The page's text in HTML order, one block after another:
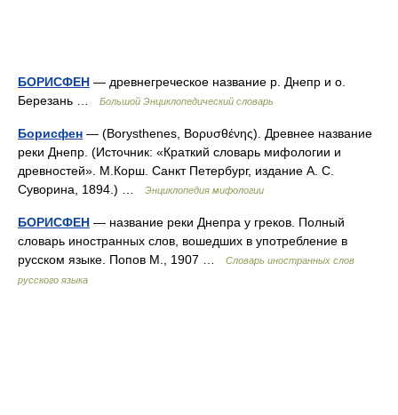
БОРИСФЕН — древнегреческое название р. Днепр и о.
Березань …
Большой Энциклопедический словарь
Борисфен — (Borysthenes, Βορυσθένης). Древнее название
реки Днепр. (Источник: «Краткий словарь мифологии и
древностей». М.Корш. Санкт Петербург, издание А. С.
Суворина, 1894.) …
Энциклопедия мифологии
БОРИСФЕН — название реки Днепра у греков. Полный
словарь иностранных слов, вошедших в употребление в
русском языке. Попов М., 1907 …
Словарь иностранных слов
русского языка